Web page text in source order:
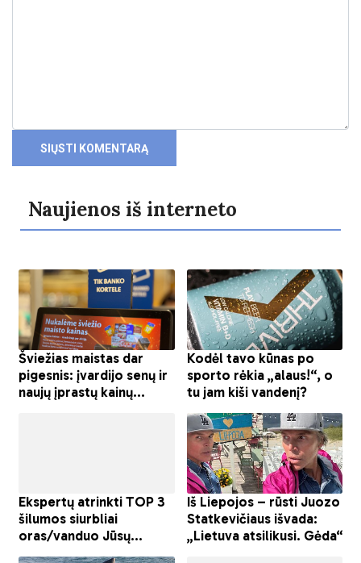
Naujienos iš interneto